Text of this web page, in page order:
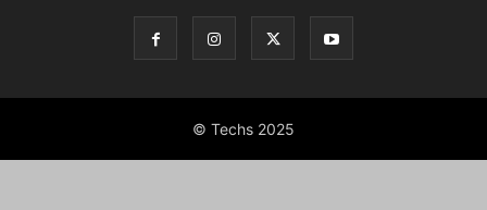
© Techs 2025